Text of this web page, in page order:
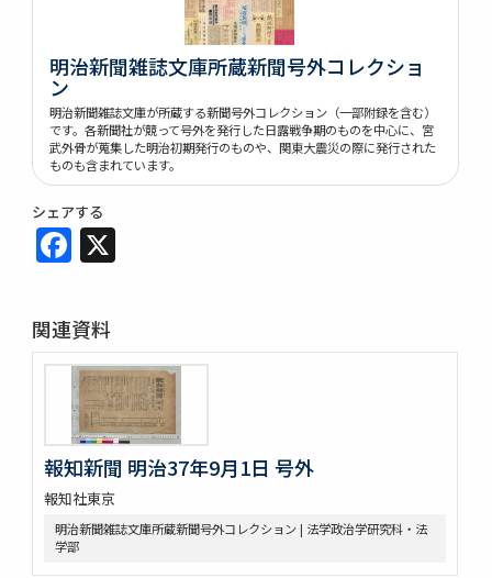
明治新聞雑誌文庫所蔵新聞号外コレクショ
ン
明治新聞雑誌文庫が所蔵する新聞号外コレクション（一部附録を含む）
です。各新聞社が競って号外を発行した日露戦争期のものを中心に、宮
武外骨が蒐集した明治初期発行のものや、関東大震災の際に発行された
ものも含まれています。
シェアする
Facebook
関連資料
報知新聞 明治37年9月1日 号外
報知社東京
明治新聞雑誌文庫所蔵新聞号外コレクション | 法学政治学研究科・法
学部